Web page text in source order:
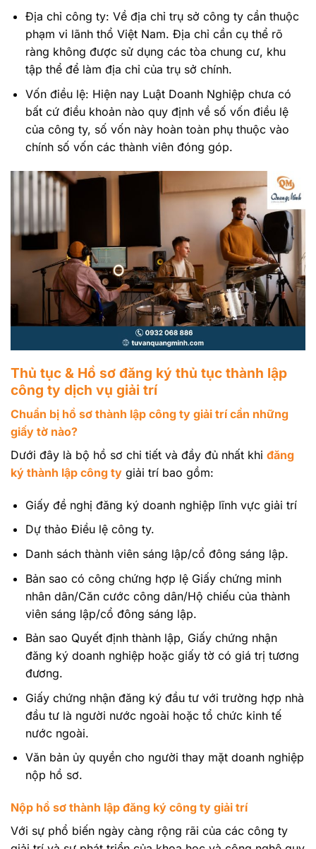
Địa chỉ công ty: Về địa chỉ trụ sở công ty cần thuộc
phạm vi lãnh thổ Việt Nam. Địa chỉ cần cụ thể rõ
ràng không được sử dụng các tòa chung cư, khu
tập thể để làm địa chỉ của trụ sở chính.
Vốn điều lệ: Hiện nay Luật Doanh Nghiệp chưa có
bất cứ điều khoản nào quy định về số vốn điều lệ
của công ty, số vốn này hoàn toàn phụ thuộc vào
chính số vốn các thành viên đóng góp.
Thủ tục & Hồ sơ đăng ký thủ tục thành lập
công ty dịch vụ giải trí
Chuẩn bị hồ sơ thành lập công ty giải trí cần những
giấy tờ nào?
Dưới đây là bộ hồ sơ chi tiết và đầy đủ nhất khi đăng
ký thành lập công ty giải trí bao gồm:
Giấy đề nghị đăng ký doanh nghiệp lĩnh vực giải trí
Dự thảo Điều lệ công ty.
Danh sách thành viên sáng lập/cổ đông sáng lập.
Bản sao có công chứng hợp lệ Giấy chứng minh
nhân dân/Căn cước công dân/Hộ chiếu của thành
viên sáng lập/cổ đông sáng lập.
Bản sao Quyết định thành lập, Giấy chứng nhận
đăng ký doanh nghiệp hoặc giấy tờ có giá trị tương
đương.
Giấy chứng nhận đăng ký đầu tư với trường hợp nhà
đầu tư là người nước ngoài hoặc tổ chức kinh tế
nước ngoài.
Văn bản ủy quyền cho người thay mặt doanh nghiệp
nộp hồ sơ.
Nộp hồ sơ thành lập đăng ký công ty giải trí
Với sự phổ biến ngày càng rộng rãi của các công ty